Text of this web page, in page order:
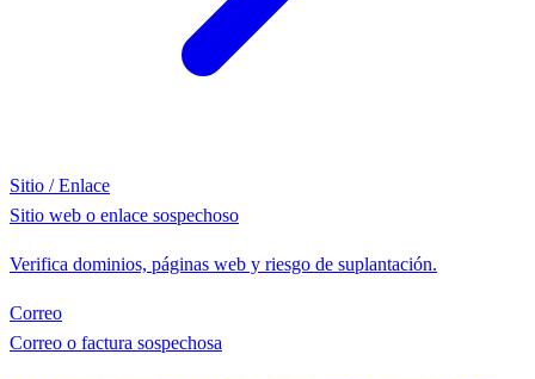
Sitio / Enlace
Sitio web o enlace sospechoso
Verifica dominios, páginas web y riesgo de suplantación.
Correo
Correo o factura sospechosa